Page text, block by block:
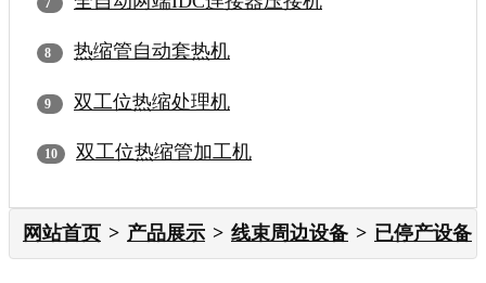
热缩管自动套热机
双工位热缩处理机
双工位热缩管加工机
网站首页 产品展示 线束周边设备 已停产设备